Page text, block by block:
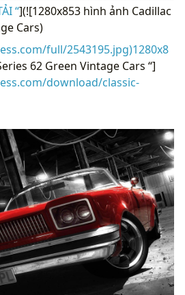
“](![1280x853 hình ảnh Cadillac
Cars)
full/2543195.jpg)1280x8
62 Green Vintage Cars “]
download/classic-